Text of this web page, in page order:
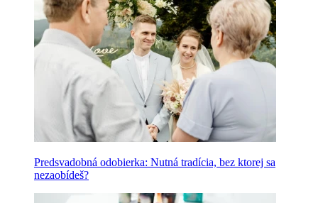
Predsvadobná odobierka: Nutná tradícia, bez ktorej sa
nezaobídeš?